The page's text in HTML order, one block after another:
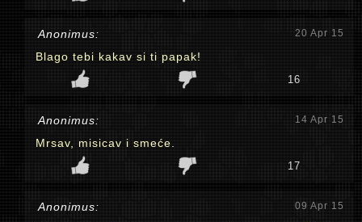
Anonimus: 20 Apr 15
Blago tebi kakav si ti papak!
16
Anonimus: 14 Apr 15
Mrsav, misicav i smeće.
17
Anonimus: 09 Apr 15